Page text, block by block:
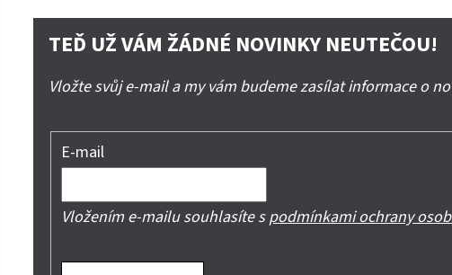
TEĎ UŽ VÁM ŽÁDNÉ NOVINKY NEUTEČOU!
Vložte svůj e-mail a my vám budeme zasílat informace o
E-mail
Vložením e-mailu souhlasíte spodmínkami ochrany